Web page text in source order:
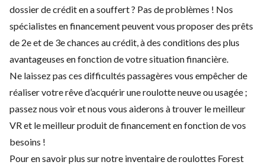
dossier de crédit en a souffert ? Pas de problèmes ! Nos
spécialistes en financement peuvent vous proposer des prêts
de 2e et de 3e chances au crédit, à des conditions des plus
avantageuses en fonction de votre situation financière.
Ne laissez pas ces difficultés passagères vous empêcher de
réaliser votre rêve d’acquérir une roulotte neuve ou usagée ;
passez nous voir et nous vous aiderons à trouver le meilleur
VR et le meilleur produit de financement en fonction de vos
besoins !
Pour en savoir plus sur notre inventaire de roulottes Forest